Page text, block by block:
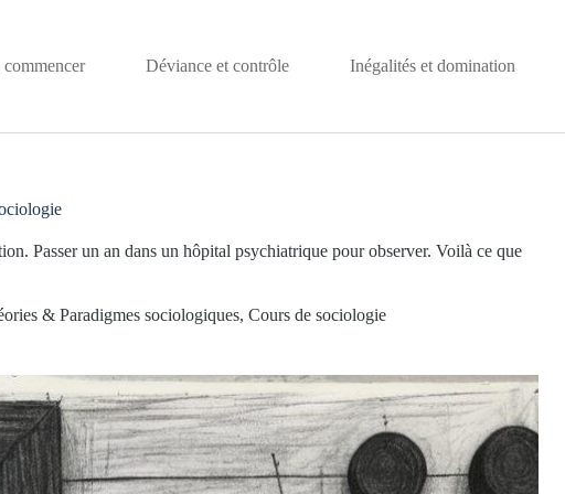
commencer
Déviance et contrôle Inégalités et domination
Passer un an dans un hôpital psychiatrique pour observer. Voilà ce que
& Paradigmes sociologiques, Cours de sociologie